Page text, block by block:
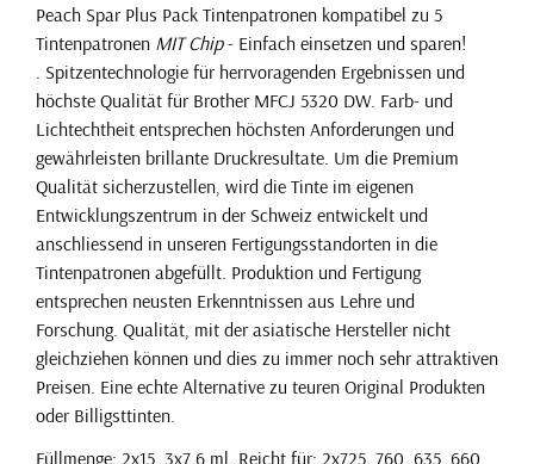
Peach Spar Plus Pack Tintenpatronen kompatibel zu 5
Tintenpatronen MIT Chip- Einfach einsetzen und sparen!
. Spitzentechnologie für herrvoragenden Ergebnissen und
höchste Qualität für Brother MFCJ 5320 DW. Farb- und
Lichtechtheit entsprechen höchsten Anforderungen und
gewährleisten brillante Druckresultate. Um die Premium
Qualität sicherzustellen, wird die Tinte im eigenen
Entwicklungszentrum in der Schweiz entwickelt und
anschliessend in unseren Fertigungsstandorten in die
Tintenpatronen abgefüllt. Produktion und Fertigung
entsprechen neusten Erkenntnissen aus Lehre und
Forschung. Qualität, mit der asiatische Hersteller nicht
gleichziehen können und dies zu immer noch sehr attraktiven
Preisen. Eine echte Alternative zu teuren Original Produkten
oder Billigsttinten.
Füllmenge: 2x15, 3x7.6 ml. Reicht für: 2x725, 760, 635, 660